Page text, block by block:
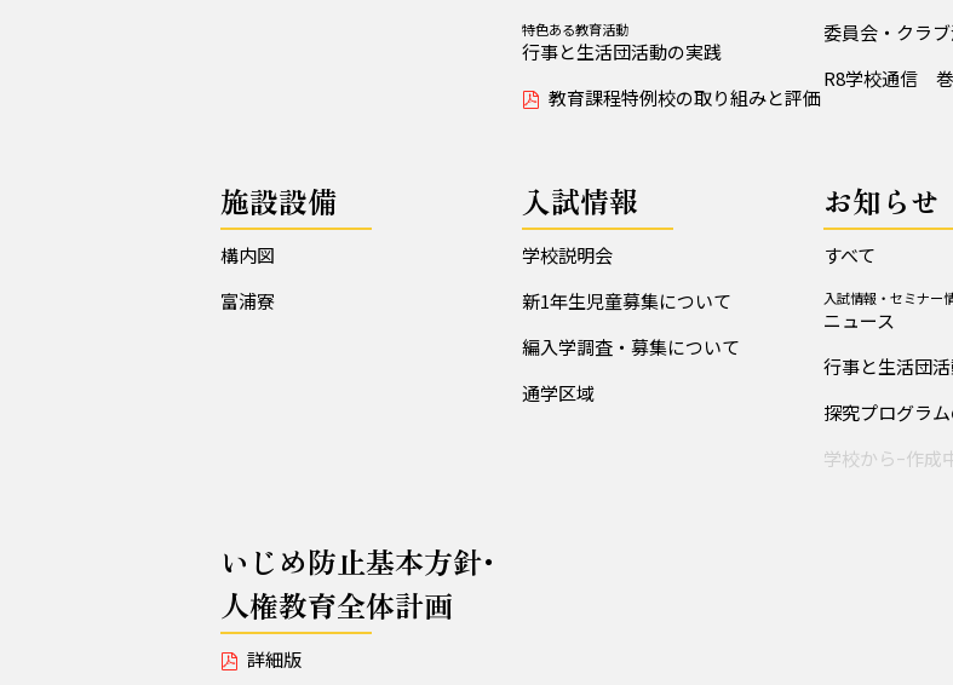
特色ある教育活動
行事と生活団活動の実践
教育課程特例校の取り組みと評価
委員会・クラ
R8学校通信
施設設備
構内図
富浦寮
入試情報
学校説明会
新1年生児童募集について
編入学調査・募集について
通学区域
お知らせ
すべて
入試情報・セミナー
ニュース
行事と生活団
探究プログラ
学校からｰ作成
いじめ防止基本方針･
人権教育全体計画
詳細版